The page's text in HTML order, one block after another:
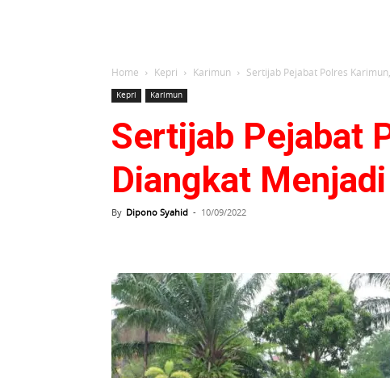
Home Kepri Karimun Sertijab Pejabat Polres
Kepri Karimun
Sertijab Pejabat
Diangkat
By Dipono Syahid - 10/09/2022